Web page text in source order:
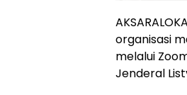
organisasi
melalui
Jenderal